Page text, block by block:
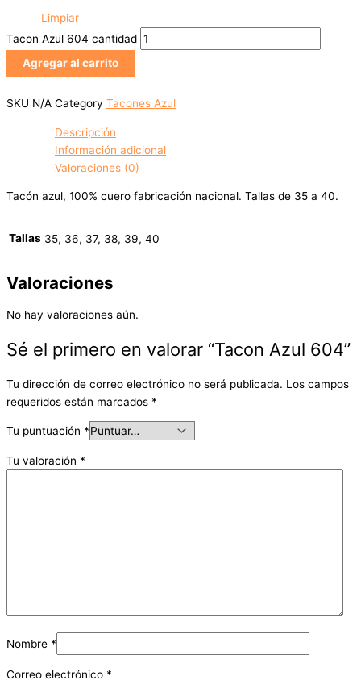
Limpiar
Tacon Azul 604 cantidad
Agregar al carrito
SKU N/A Category Tacones Azul
Descripción
Información adicional
Valoraciones (0)
Tacón azul, 100% cuero fabricación nacional. Tallas de 35 a 40.
Tallas 35, 36, 37, 38, 39, 40
Valoraciones
No hay valoraciones aún.
Sé el primero en valorar “Tacon Azul 604”
Tu dirección de correo electrónico no será publicada. Los campos
requeridos están marcados *
Tu puntuación *
Tu valoración *
Nombre *
Correo electrónico *